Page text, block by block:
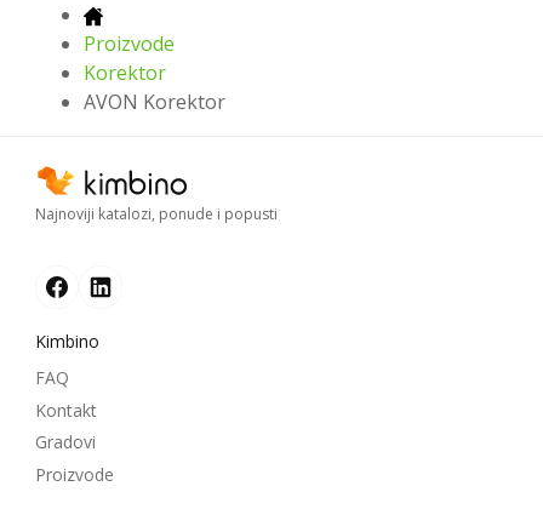
Proizvode
Korektor
AVON Korektor
Najnoviji katalozi, ponude i popusti
Kimbino
FAQ
Kontakt
Gradovi
Proizvode